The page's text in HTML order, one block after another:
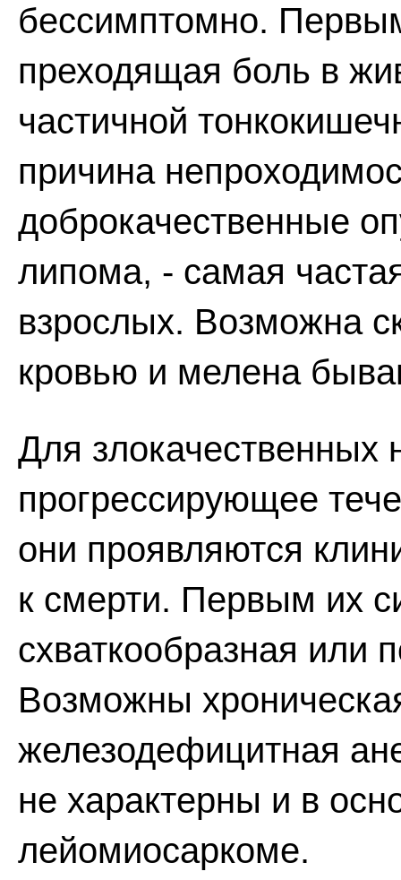
бессимптомно.
преходящая боль в
частичной
причина
доброкачественные
липома, - самая
взрослых. Возможна
кровью и мелена
Для злокачественных
прогрессирующее
они проявляются
к смерти. Первым их
схваткообразная или
Возможны
железодефицитная
не характерны и в
лейомиосаркоме.